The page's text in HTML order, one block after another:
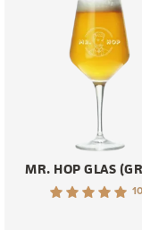
MR. HOP GLAS